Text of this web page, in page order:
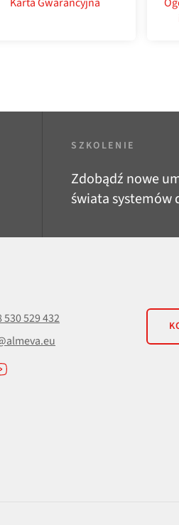
SZKOLENIE
Zdobądź nowe
świata systemów
530 529 432